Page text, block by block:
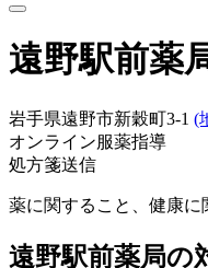
遠野駅前薬
岩手県遠野市新穀町3-1 (
オンライン服薬指導
処方箋送信
薬に関すること、健康
遠野駅前薬局の